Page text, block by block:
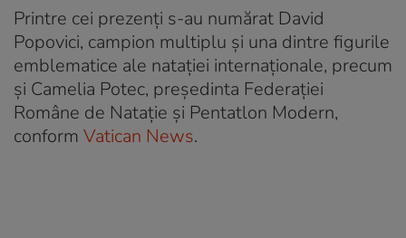
Printre cei prezenți s-au numărat David
Popovici, campion multiplu și una dintre figurile
emblematice ale natației internaționale, precum
și Camelia Potec, președinta Federației
Române de Natație și Pentatlon Modern,
conform Vatican News.